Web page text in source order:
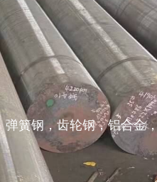
簧钢，齿轮钢，铝合金，